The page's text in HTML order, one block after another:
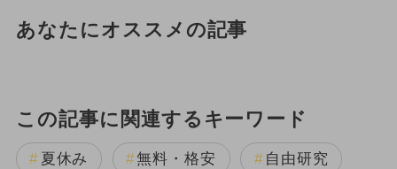
あなたにオススメの記事
この記事に関連するキーワード
夏休み 無料・格安 自由研究